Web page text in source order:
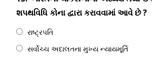
શપથવિધિ કોના દ્વારા કરાવવામાં આવે છે ?
રાષ્ટ્રપતિ
સર્વોચ્ચ અદાલતના મુખ્ય ન્યાયમૂર્તિ